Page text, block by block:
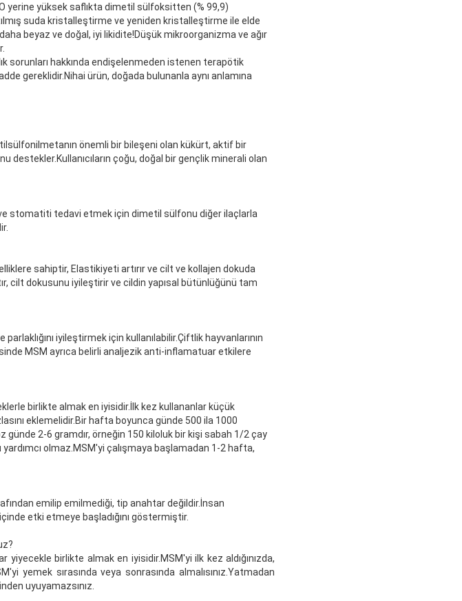
yerine yüksek saflıkta dimetil sülfoksitten (% 99,9)
suda kristalleştirme ve yeniden kristalleştirme ile elde
beyaz ve doğal, iyi likidite!Düşük mikroorganizma ve ağır
sorunları hakkında endişelenmeden istenen terapötik
gereklidir.Nihai ürün, doğada bulunanla aynı anlamına
önemli bir bileşeni olan kükürt, aktif bir
destekler.Kullanıcıların çoğu, doğal bir gençlik minerali olan
stomatiti tedavi etmek için dimetil sülfonu diğer ilaçlarla
sahiptir, Elastikiyeti artırır ve cilt ve kollajen dokuda
cilt dokusunu iyileştirir ve cildin yapısal bütünlüğünü tam
iyileştirmek için kullanılabilir.Çiftlik hayvanlarının
MSM ayrıca belirli analjezik anti-inflamatuar etkilere
birlikte almak en iyisidir.İlk kez kullananlar küçük
eklemelidir.Bir hafta boyunca günde 500 ila 1000
günde 2-6 gramdır, örneğin 150 kiloluk bir kişi sabah 1/2 çay
olmaz.MSM'yi çalışmaya başlamadan 1-2 hafta,
emilip emilmediği, tip anahtar değildir.İnsan
etki etmeye başladığını göstermiştir.
birlikte almak en iyisidir.MSM'yi ilk kez aldığınızda,
yemek sırasında veya sonrasında almalısınız.Yatmadan
uyuyamazsınız.